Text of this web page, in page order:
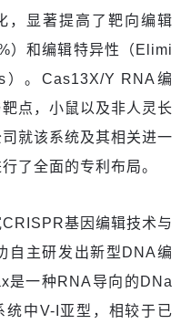
，显著提高了靶向编辑
）和编辑特异性（Elimi
。Cas13X/Y RNA编
点，小鼠以及非人灵长
就该系统及其相关进一
了全面的专利布局。
基因编辑技术与
自主研发出新型DNA编
是一种RNA导向的DNa
中V-I亚型，相较于已